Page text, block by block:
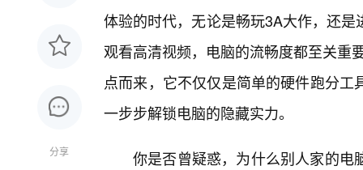
分享
体验的时代，无论是畅玩3A大作，还
观看高清视频，电脑的流畅度都至关重
点而来，它不仅仅是简单的硬件跑分
一步步解锁电脑的隐藏实力。
你是否曾疑惑，为什么别人家的电